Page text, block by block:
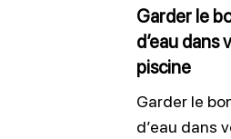
dans
votre
piscine
Garder le
d’eau dans
piscine
Garder le
d’eau dans